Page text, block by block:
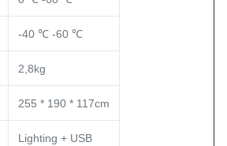
-40 ℃ -60 ℃
2,8kg
255 * 190 * 117cm
Lighting + USB